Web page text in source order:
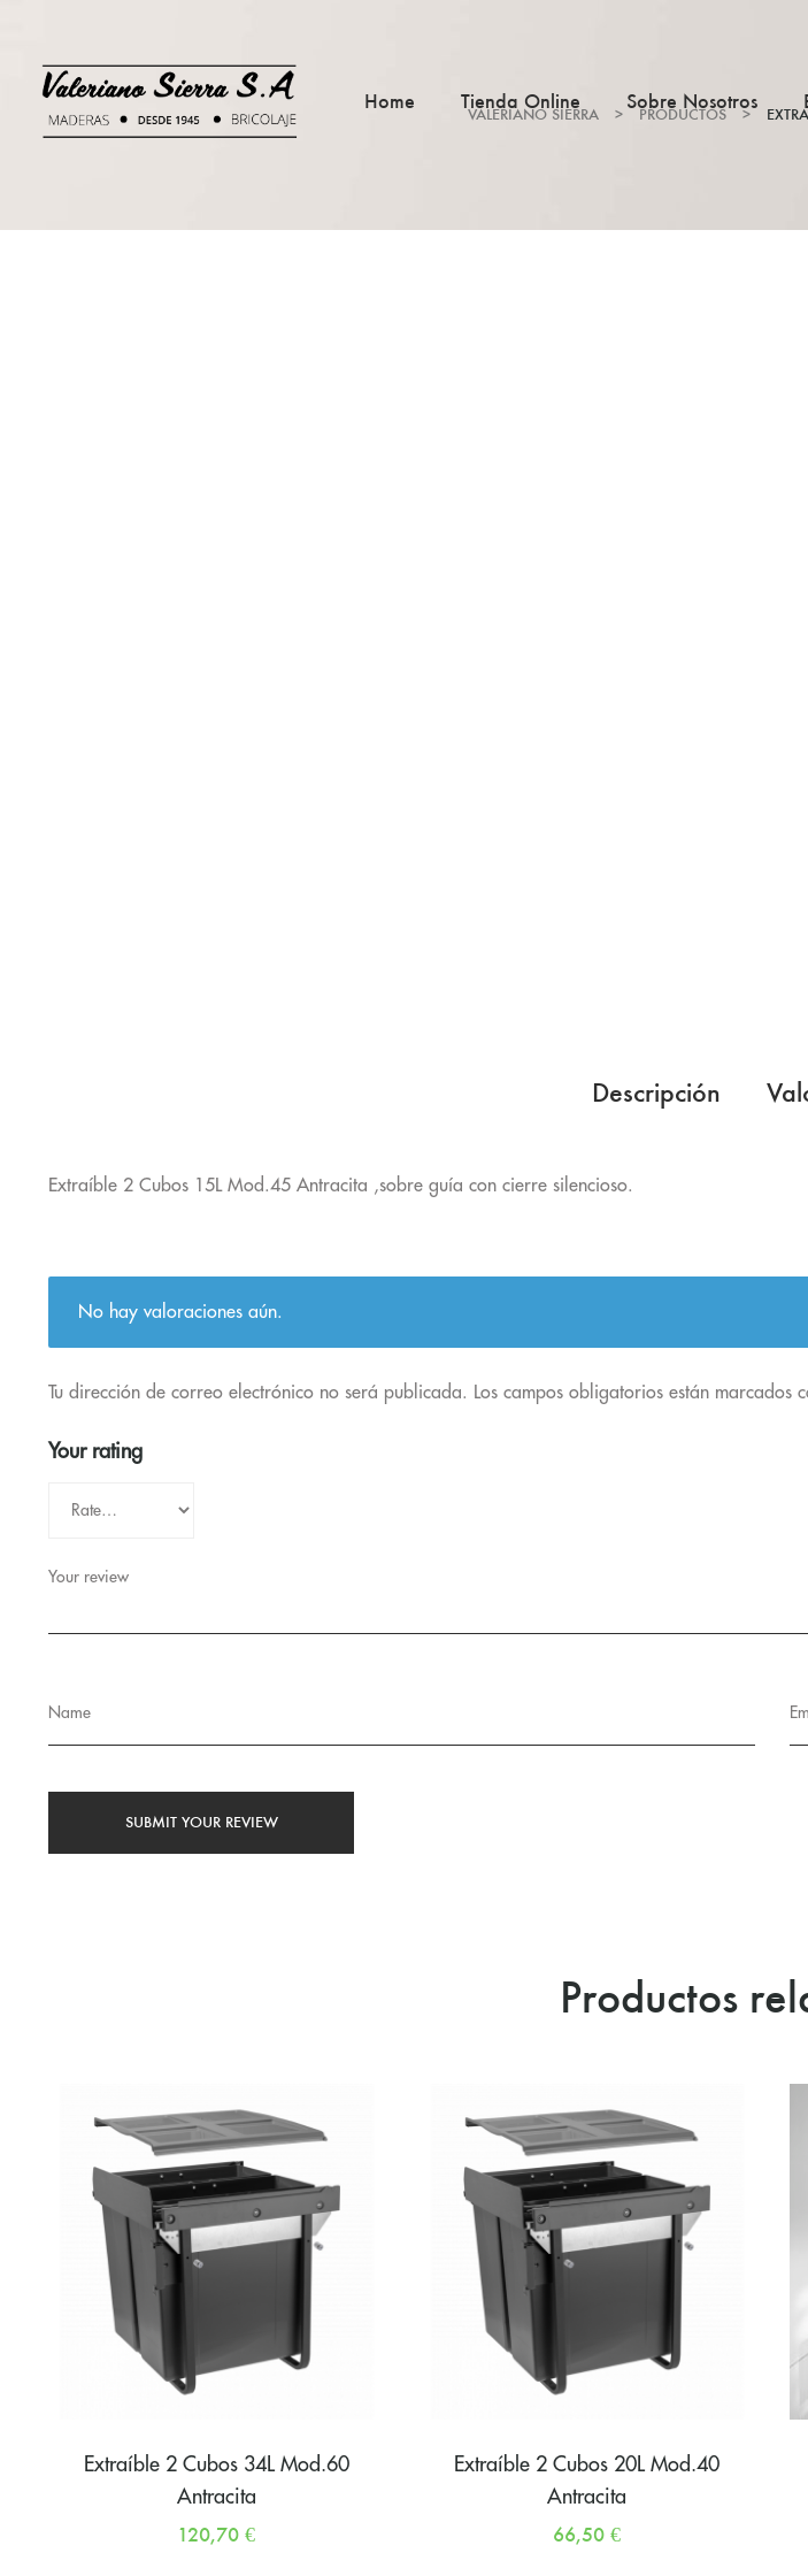
Home Tienda Online Sobre Nosotros
VALERIANO SIERRA > PRODUCTOS >
Descripción
Extraíble 2 Cubos 15L Mod.45 Antracita ,sobre guía con cierre silencioso.
No hay valoraciones aún.
Tu dirección de correo electrónico no será publicada. Los campos obligatorios están marcados
Your rating
Productos
Extraíble 2 Cubos 34L Mod.60
Antracita
120,70€
Extraíble 2 Cubos 20L Mod.40
Antracita
66,50€